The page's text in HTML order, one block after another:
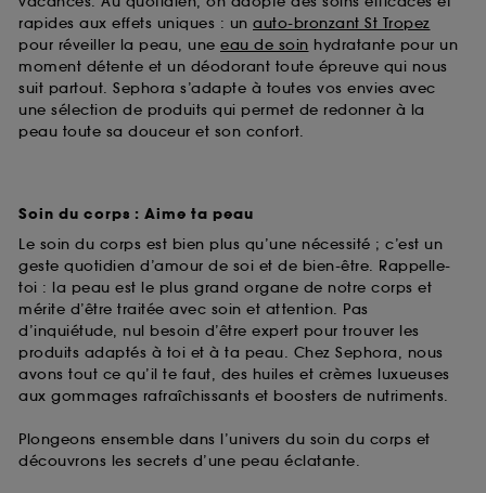
rapides aux effets uniques : un auto-bronzant St Tropez
pour réveiller la peau, une eau de soin hydratante pour un
moment détente et un déodorant toute épreuve qui nous
suit partout. Sephora s’adapte à toutes vos envies avec
une sélection de produits qui permet de redonner à la
peau toute sa douceur et son confort.
Soin du corps : Aime ta peau
Le soin du corps est bien plus qu’une nécessité ; c’est un
geste quotidien d’amour de soi et de bien-être. Rappelle-
toi : la peau est le plus grand organe de notre corps et
mérite d’être traitée avec soin et attention. Pas
d’inquiétude, nul besoin d’être expert pour trouver les
produits adaptés à toi et à ta peau. Chez Sephora, nous
avons tout ce qu’il te faut, des huiles et crèmes luxueuses
aux gommages rafraîchissants et boosters de nutriments.
Plongeons ensemble dans l’univers du soin du corps et
découvrons les secrets d’une peau éclatante.